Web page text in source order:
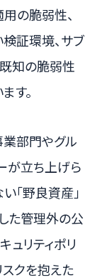
用の脆弱性、
証環境、サブ
知の脆弱性
す。
業部門やグル
が立ち上げら
「野良資産」
た管理外の公
ュリティポリ
クを抱えた